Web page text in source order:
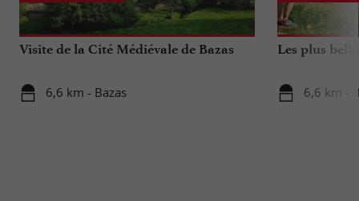
Visite de la Cité Médiévale de Bazas
6,6 km - Bazas
Les plus
6,6 km -